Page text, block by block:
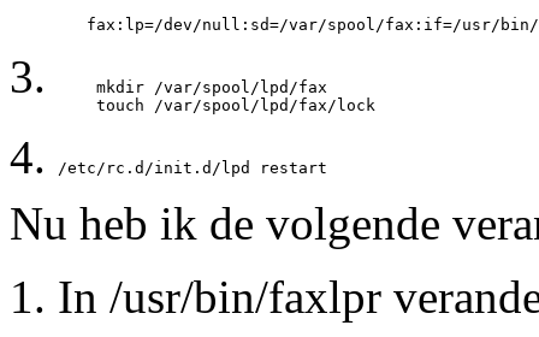
    mkdir /var/spool/lpd/fax
Nu heb ik de volgende
In /usr/bin/faxlpr